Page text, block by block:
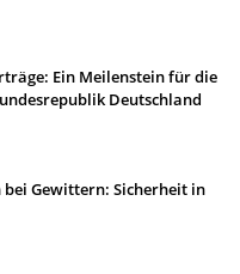
Ein Meilenstein für die
Deutschland
bei Gewittern: Sicherheit in